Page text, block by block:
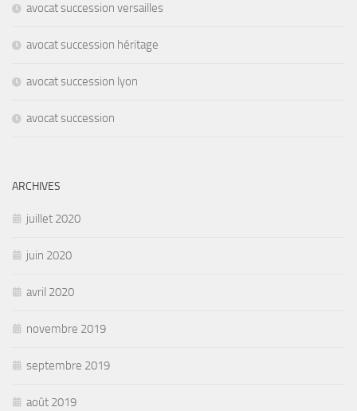
avocat succession versailles
avocat succession héritage
avocat succession lyon
avocat succession
ARCHIVES
juillet 2020
juin 2020
avril 2020
novembre 2019
septembre 2019
août 2019